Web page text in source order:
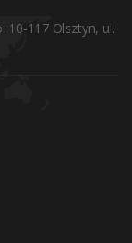
10-117 Olsztyn, ul.